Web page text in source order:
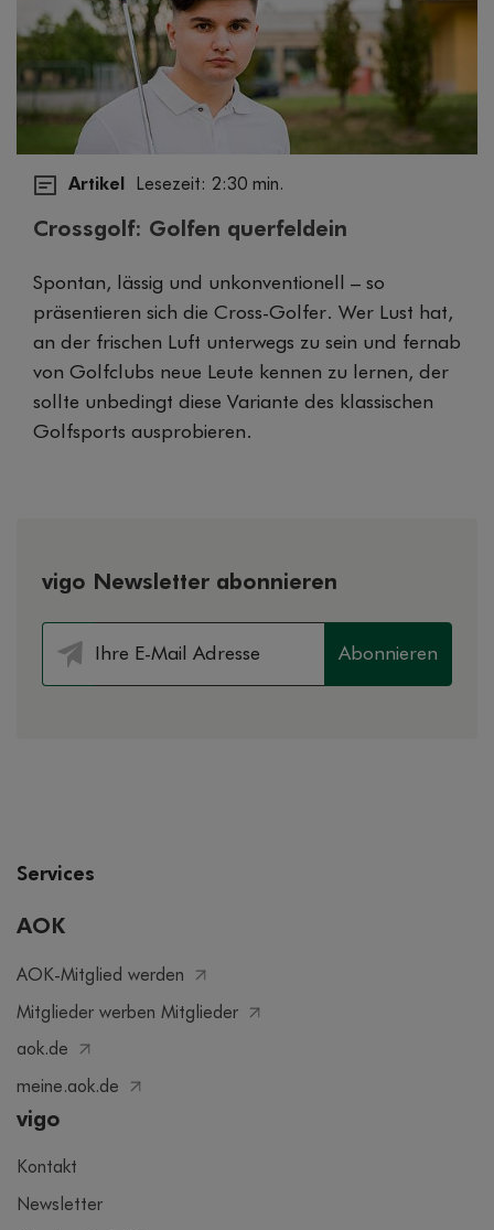
Artikel Lesezeit: 2:30 min.
Crossgolf: Golfen querfeldein
Spontan, lässig und unkonventionell – so
präsentieren sich die Cross-Golfer. Wer Lust hat,
an der frischen Luft unterwegs zu sein und fernab
von Golfclubs neue Leute kennen zu lernen, der
sollte unbedingt diese Variante des klassischen
Golfsports ausprobieren.
vigo Newsletter abonnieren
Abonnieren
Services
AOK
AOK-Mitglied werden
Mitglieder werben Mitglieder
aok.de
meine.aok.de
vigo
Kontakt
Newsletter